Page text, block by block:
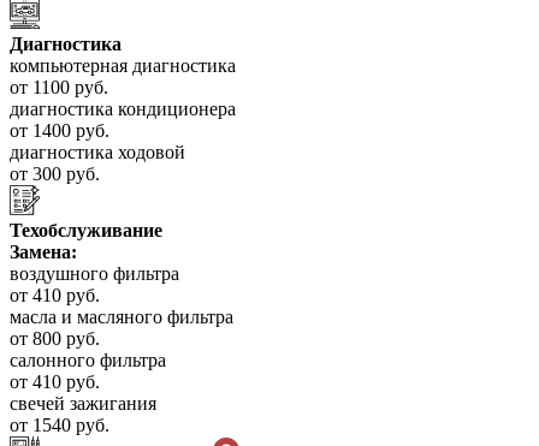
Диагностика
компьютерная диагностика
от 1100 руб.
диагностика кондиционера
от 1400 руб.
диагностика ходовой
от 300 руб.
Техобслуживание
Замена:
воздушного фильтра
от 410 руб.
масла и масляного фильтра
от 800 руб.
салонного фильтра
от 410 руб.
свечей зажигания
от 1540 руб.